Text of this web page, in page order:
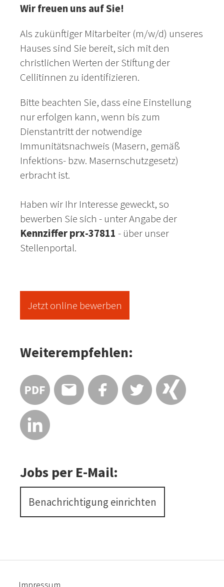
Wir freuen uns auf Sie!
Als zukünftiger Mitarbeiter (m/w/d) unseres
Hauses sind Sie bereit, sich mit den
christlichen Werten der Stiftung der
Cellitinnen zu identifizieren.
Bitte beachten Sie, dass eine Einstellung
nur erfolgen kann, wenn bis zum
Dienstantritt der notwendige
Immunitätsnachweis (Masern, gemäß
Infektions- bzw. Masernschutzgesetz)
erbracht ist.
Haben wir Ihr Interesse geweckt, so
bewerben Sie sich - unter Angabe der
Kennziffer prx-37811 - über unser
Stellenportal.
Jetzt online bewerben
Weiterempfehlen:
Jobs per E-Mail:
Benachrichtigung einrichten
Impressum